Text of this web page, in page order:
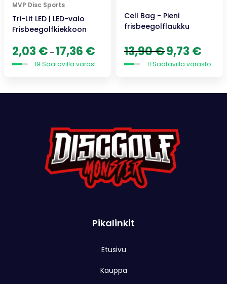
MVP Disc Sports
Tri-Lit LED | LED-valo
Frisbeegolfkiekkoon
2,03 € – 17,36 € Hintaluokka:
-19 Saatavilla varastossa
Cell Bag - Pieni
frisbeegolflaukku
13,90€ Alkuperäinen
hinta
oli:
9,73 €
on:11 Saatavilla varastossa
Pikalinkit
Etusivu
Kauppa